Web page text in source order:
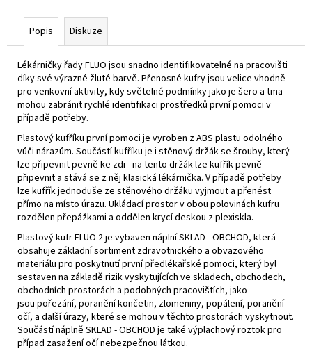
Popis Diskuze
Lékárničky řady FLUO jsou snadno identifikovatelné na pracovišti
díky své výrazné žluté barvě. Přenosné kufry jsou velice vhodně
pro venkovní aktivity, kdy světelné podmínky jako je šero a tma
mohou zabránit rychlé identifikaci prostředků první pomoci v
případě potřeby.
Plastový kufříku první pomoci je vyroben z ABS plastu odolného
vůči nárazům. Součástí kufříku je i stěnový držák se šrouby, který
lze připevnit pevně ke zdi - na tento držák lze kufřík pevně
připevnit a stává se z něj klasická lékárnička. V případě potřeby
lze kufřík jednoduše ze stěnového držáku vyjmout a přenést
přímo na místo úrazu. Ukládací prostor v obou polovinách kufru
rozdělen přepážkami a oddělen krycí deskou z plexiskla.
Plastový kufr FLUO 2 je vybaven náplní SKLAD - OBCHOD, která
obsahuje základní sortiment zdravotnického a obvazového
materiálu pro poskytnutí první předlékařské pomoci, který byl
sestaven na základě rizik vyskytujících ve skladech, obchodech,
obchodních prostorách a podobných pracovištích, jako
jsou pořezání, poranění končetin, zlomeniny, popálení, poranění
očí, a další úrazy, které se mohou v těchto prostorách vyskytnout.
Součástí náplně SKLAD - OBCHOD je také výplachový roztok pro
případ zasažení očí nebezpečnou látkou.